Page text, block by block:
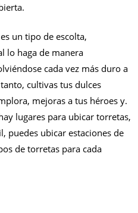
un tipo de escolta,
lo haga de manera
cada vez más duro a
cultivas tus dulces
mejoras a tus héroes y.
lugares para ubicar torretas,
puedes ubicar estaciones de
de torretas para cada